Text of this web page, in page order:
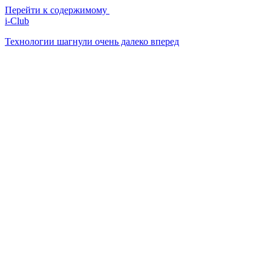
Перейти к содержимому
i-Club
Технологии шагнули очень далеко вперед